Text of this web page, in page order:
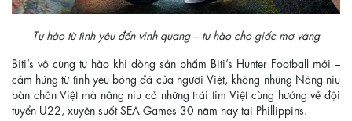
Tự hào từ tình yêu đến vinh quang – tự hào cho giấc mơ vàng
Biti’s vô cùng tự hào khi dòng sản phẩm Biti’s Hunter Football mới –
cảm hứng từ tình yêu bóng đá của người Việt, không những Nâng niu
bàn chân Việt mà nâng niu cả những trái tim Việt cùng hướng về đội
tuyển U22, xuyên suốt SEA Games 30 năm nay tại Phillippins.